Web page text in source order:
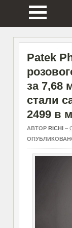
Patek
за 7,68
стали
2499 в
АВТОР RICHI–